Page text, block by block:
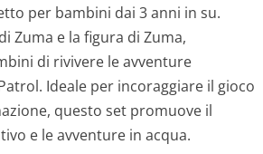
per bambini dai 3 anni in su.
Zuma e la figura di Zuma,
di rivivere le avventure
Ideale per incoraggiare il gioco
questo set promuove il
e le avventure in acqua.